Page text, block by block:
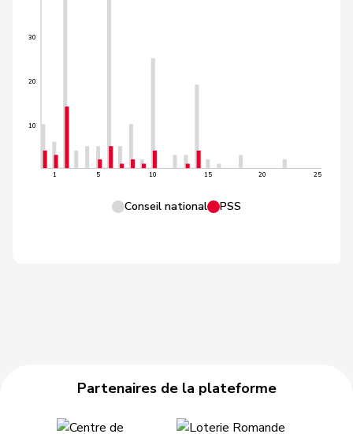
10
20
30
1 5 10 15 20 25
Conseil national PSS
Partenaires de la plateforme